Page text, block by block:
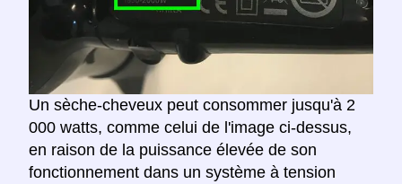
Un sèche-cheveux peut consommer jusqu'à 2
000 watts, comme celui de l'image ci-dessus,
en raison de la puissance élevée de son
fonctionnement dans un système à tension